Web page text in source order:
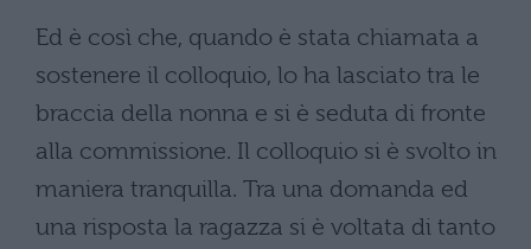
Ed è così che, quando è stata chiamata a
sostenere il colloquio, lo ha lasciato tra le
braccia della nonna e si è seduta di fronte
alla commissione. Il colloquio si è svolto in
maniera tranquilla. Tra una domanda ed
una risposta la ragazza si è voltata di tanto